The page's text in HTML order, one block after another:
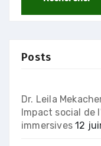
Posts
Dr. Leila
Impact social de
immersives 12